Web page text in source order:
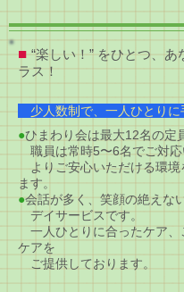
■ “楽しい！” をひとつ、
ラス！
少人数制で、一人ひとり
●ひまわり会は最大12名の定
職員は常時5〜6名でご対応
よりご安心いただける環境
ます。
●会話が多く、笑顔の絶えな
デイサービスです。
一人ひとりに合ったケア、
ケアを
ご提供しております。